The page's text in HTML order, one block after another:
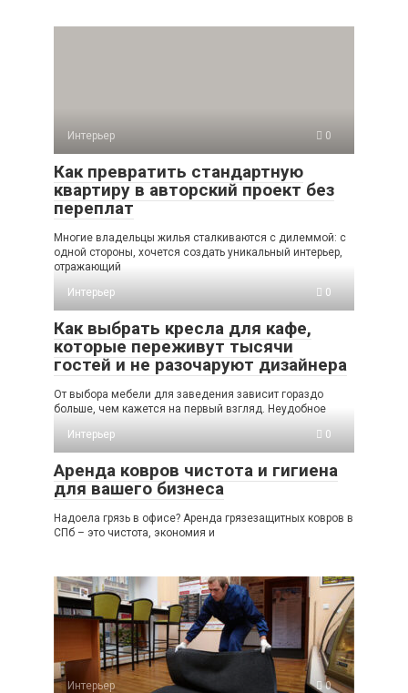
Интерьер 0
Как превратить стандартную
квартиру в авторский проект без
переплат
Многие владельцы жилья сталкиваются с дилеммой: с
одной стороны, хочется создать уникальный интерьер,
отражающий
Интерьер
0
Как выбрать кресла для кафе,
которые переживут тысячи
гостей и не разочаруют дизайнера
От выбора мебели для заведения зависит гораздо
больше, чем кажется на первый взгляд. Неудобное
Интерьер
0
Аренда ковров чистота и гигиена
для вашего бизнеса
Надоела грязь в офисе? Аренда грязезащитных ковров в
СПб – это чистота, экономия и
Интерьер 0